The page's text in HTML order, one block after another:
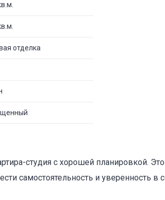
отделка
студия с хорошей планировкой.
самостоятельность и уверенность